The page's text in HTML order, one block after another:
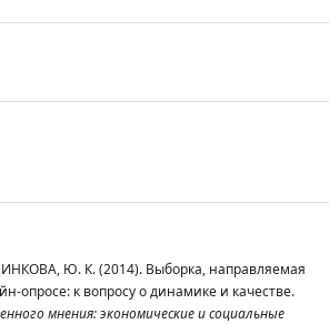
Ю. К. (2014). Выборка, направляемая
опросе: к вопросу о динамике и качестве.
мнения: экономические и социальные